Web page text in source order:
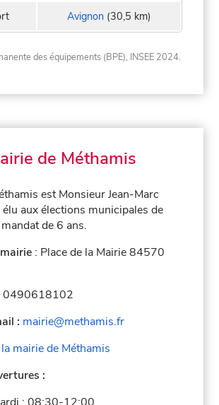
Avignon(30,5 km)
des équipements (BPE), INSEE 2024.
de Méthamis
est Monsieur Jean-Marc
élu aux élections municipales de
de 6 ans.
: Place de la Mairie 84570
0490618102
: mairie@methamis.fr
mairie de Méthamis
: